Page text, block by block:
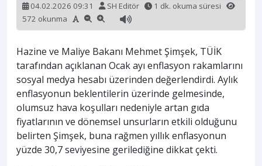
04.02.2026 09:31 SH Editör
1 dk. okuma süresi
572 okunma
Hazine ve Maliye Bakanı Mehmet Şimşek, TÜİK
tarafından açıklanan Ocak ayı enflasyon rakamlarını
sosyal medya hesabı üzerinden değerlendirdi. Aylık
enflasyonun beklentilerin üzerinde gelmesinde,
olumsuz hava koşulları nedeniyle artan gıda
fiyatlarının ve dönemsel unsurların etkili olduğunu
belirten Şimşek, buna rağmen yıllık enflasyonun
yüzde 30,7 seviyesine gerilediğine dikkat çekti.